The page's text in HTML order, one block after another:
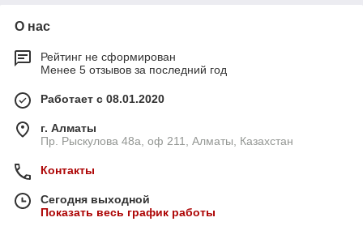
О нас
Рейтинг не сформирован
Менее 5 отзывов за последний год
Работает с 08.01.2020
г. Алматы
Пр. Рыскулова 48а, оф 211, Алматы, Казахстан
Контакты
Сегодня выходной
Показать весь график работы